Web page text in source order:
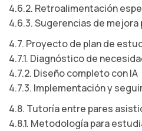
4.6.2. Retroalimentación
4.6.3. Sugerencias de
4.7. Proyecto de plan de
4.7.1. Diagnóstico de
4.7.2. Diseño completo con IA
4.7.3. Implementación y
4.8. Tutoría entre pares
4.8.1. Metodología para